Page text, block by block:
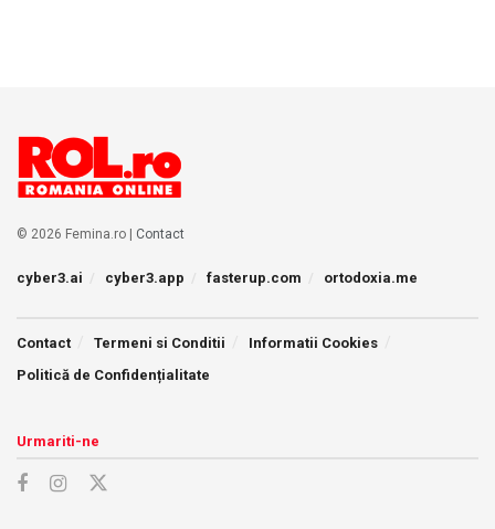
© 2026 Femina.ro | Contact
cyber3.ai cyber3.app fasterup.com ortodoxia.me
Contact Termeni si Conditii
Informatii Cookies
Politică de Confidențialitate
Urmariti-ne